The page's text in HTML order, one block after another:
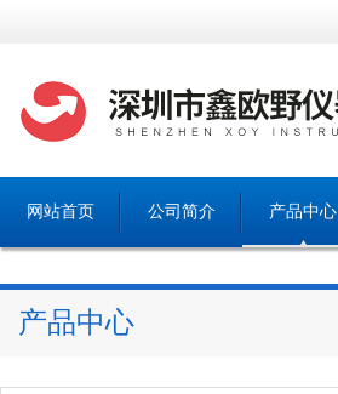
网站首页 公司简介 产品中心
产品中心